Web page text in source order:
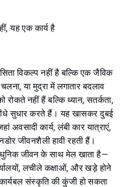
यह एक कार्य है
विकल्प नहीं है बल्कि एक जैविक
या मुद्रा में लगातार बदलाव
रोकते नहीं हैं बल्कि ध्यान, सतर्कता,
सुधार करते हैं। यह खासकर दुबई
अवसादी कार्य, लंबी कार यात्राएं,
जीवनशैली हावी रहती हैं।
जीवन के साथ मेल खाता है—
लचीले कक्षाओं, और खड़े होने
संस्कृति की कुंजी हो सकता